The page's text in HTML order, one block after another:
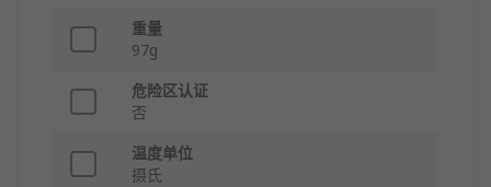
重量
97g
危险区认证
否
温度单位
摄氏